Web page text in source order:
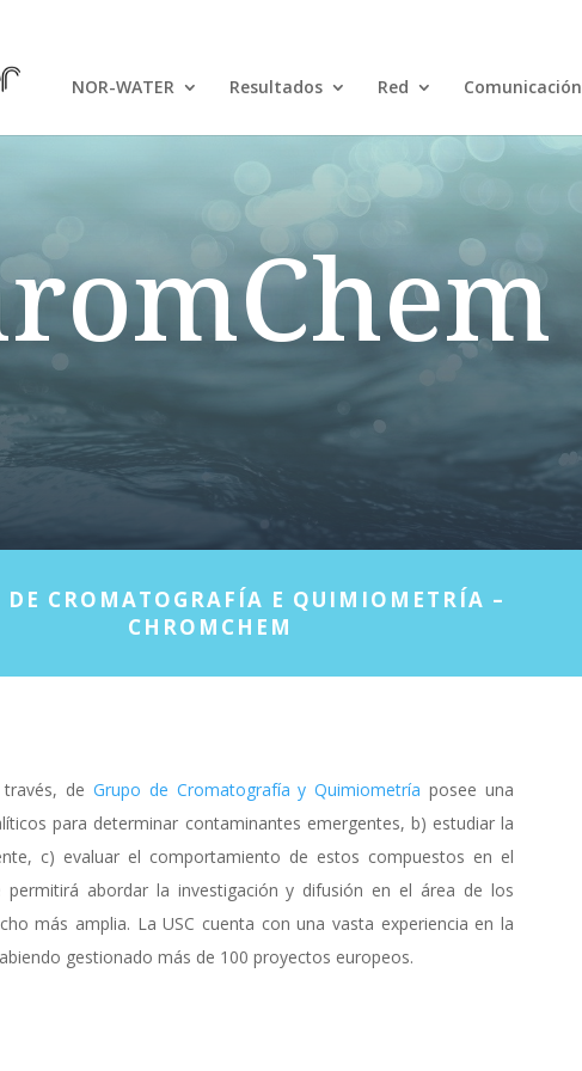
NOR-WATER Resultados Red Comunicación
DE CROMATOGRAFÍA E QUIMIOMETRÍA –
CHROMCHEM
de Grupo de Cromatografía y Quimiometría posee una
para determinar contaminantes emergentes, b) estudiar la
c) evaluar el comportamiento de estos compuestos en el
permitirá abordar la investigación y difusión en el área de los
más amplia. La USC cuenta con una vasta experiencia en la
gestionado más de 100 proyectos europeos.